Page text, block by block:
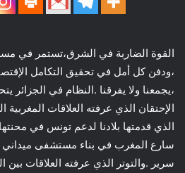
القوة الضاربة في الشرق،تستمر في
،ودفن كل أمل في تحقيق التكامل
،يجمعنا ولا يفرقنا .النظام في الجزائر
الإحتقان الذي عرفته العلاقات المغربية
الذي قدمتها بلادنا لدعم تونس في
سارع المغرب في بناء مستشفى ميداني
سرير .والتوتر الذي عرفته العلاقات بين